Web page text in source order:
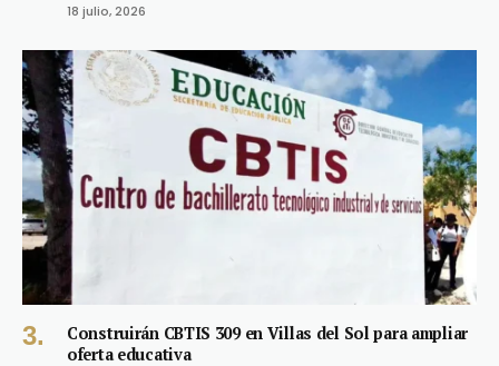
18 julio, 2026
Construirán CBTIS 309 en Villas del Sol para ampliar
oferta educativa